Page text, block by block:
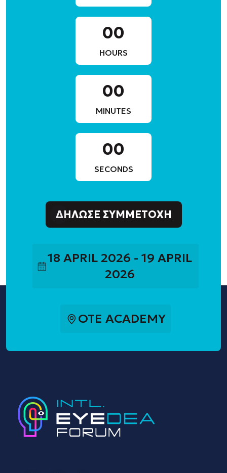
00
HOURS
00
MINUTES
00
SECONDS
ΔΉΛΩΣΕ ΣΥΜΜΕΤΟΧΉ
18 APRIL 2026 - 19 APRIL
2026
OTE ACADEMY